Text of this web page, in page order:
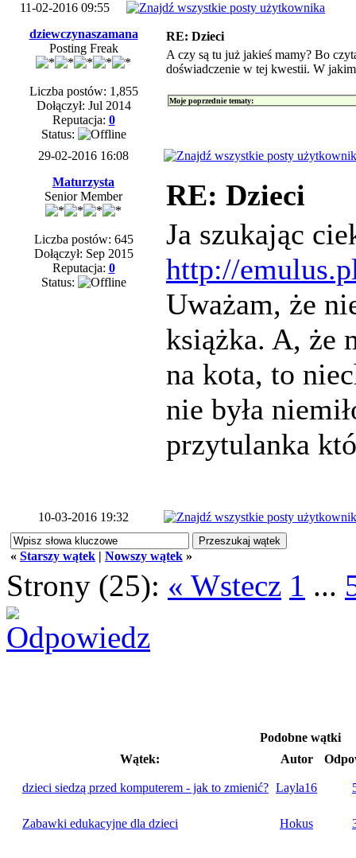
11-02-2016 09:55
dziewczynaszamana
Posting Freak
Liczba postów: 1,855
Dołączył: Jul 2014
Reputacja: 0
Status:
RE: Dzieci
A czy są tu już jakieś mamy? Bo
doświadczenie w tej kwestii. W
Moje poprzednie tematy:
29-02-2016 16:08
Maturzysta
Senior Member
Liczba postów: 645
Dołączył: Sep 2015
Reputacja: 0
Status:
RE: Dzieci
Ja szukając
http://
Uważam, że
książka. A, że
na kota, to
nie była
przytulanka
10-03-2016 19:32
« Starszy wątek | Nowszy wątek »
Strony (25): « Wstecz 1 ...
Podobne wątki
Wątek:
Autor
dzieci siedzą przed komputerem - jak to zmienić? Layla16
Zabawki edukacyjne dla dzieci Hokus